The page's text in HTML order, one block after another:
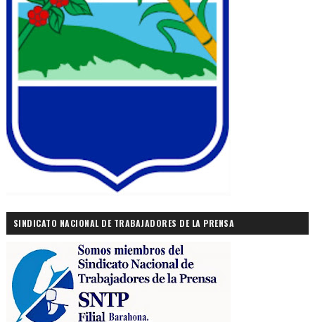
SINDICATO NACIONAL DE TRABAJADORES DE LA PRENSA